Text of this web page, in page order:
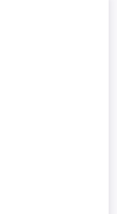
رشد سرعت اینترنت